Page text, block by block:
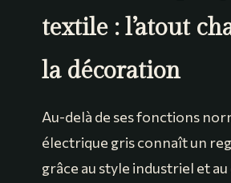
textile : l’atout
la décoration
Au-delà de ses fonctions
électrique gris connaît un
grâce au style industriel et au